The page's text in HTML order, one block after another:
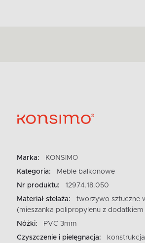
Marka:
KONSIMO
Kategoria:
Meble balkonowe
Nr produktu:
12974.18.050
Materiał stelaża:
tworzywo sztuczne
(mieszanka polipropylenu z dodatkiem
Nóżki:
PVC 3mm
Czyszczenie i pielęgnacja: